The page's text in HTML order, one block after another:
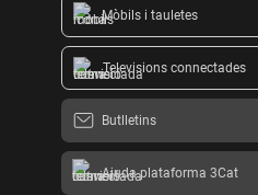
Mòbils i tauletes
Televisions connectades
Butlletins
Ajuda plataforma 3Cat